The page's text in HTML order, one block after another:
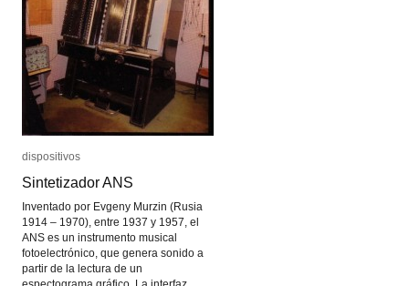
dispositivos
Sintetizador ANS
Inventado por Evgeny Murzin (Rusia
1914 – 1970), entre 1937 y 1957, el
ANS es un instrumento musical
fotoelectrónico, que genera sonido a
partir de la lectura de un
dispositivos
Sintetizador ANS